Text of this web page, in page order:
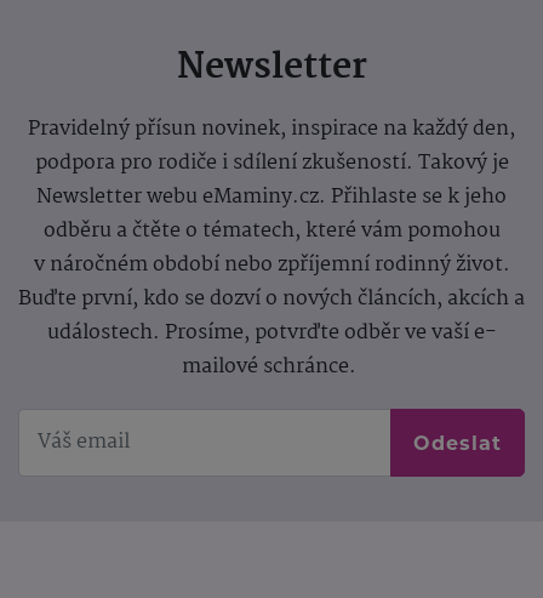
Newsletter
Pravidelný přísun novinek, inspirace na každý den,
podpora pro rodiče i sdílení zkušeností. Takový je
Newsletter webu eMaminy.cz. Přihlaste se k jeho
odběru a čtěte o tématech, které vám pomohou
v náročném období nebo zpříjemní rodinný život.
Buďte první, kdo se dozví o nových článcích, akcích a
událostech. Prosíme, potvrďte odběr ve vaší e-
mailové schránce.
Odeslat